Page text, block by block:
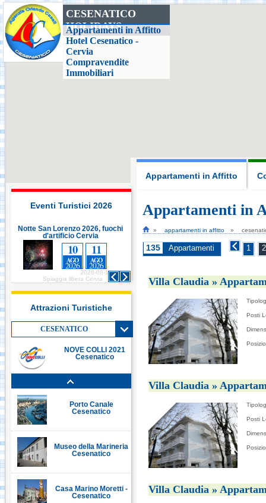
CESENATICO
HOLIDAYS
Appartamenti in Affitto
Hotel Cesenatico -
Cervia
Compravendite
Immobiliari
Appartamenti in Affitto
Eventi Turistici 2026
Notte San Lorenzo 2026, fuochi
d'artificio Cervia
10
AGO
2026
11
AGO
2026
2026-08-10
Spiaggia libera Cervia
Notte San Lorenzo 2026, fuochi
d'artificio Cervia
10 11
Spiaggia libera Cervia
Attrazioni Turistiche
CESENATICO
NOVE COLLI 2021
Cesenatico
Casa delle Farfalle,
Milano Marittima
Adriatic Golf Club
Cervia - Milano
Marittima
Parco Oltremare -
Fiabilandia Rimini
Italia in Miniatura -
Rimini
Le Navi Acquario -
Cattolica
Porto Canale
Cesenatico
Museo della Marineria
Cesenatico
Casa Marino Moretti -
Cesenatico
Appartamenti in
appartamenti in affitto
135 Appartamenti 1 2
Villa Claudia »
Posti
Villa Claudia »
Posti
Villa Claudia »